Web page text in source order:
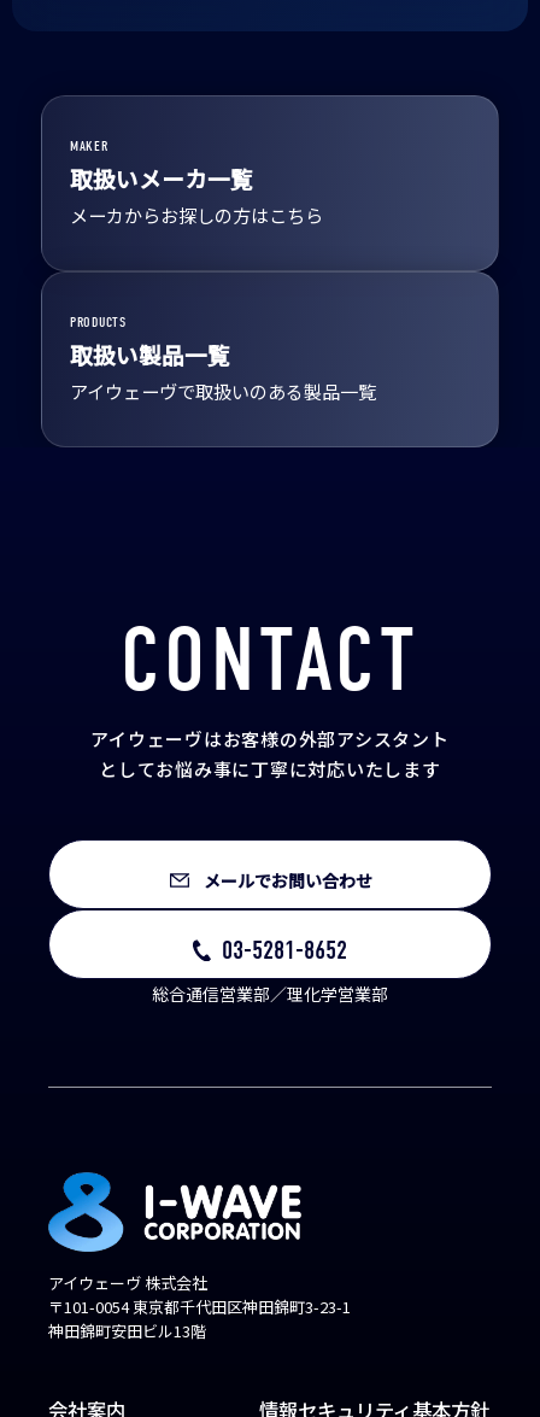
MAKER
取扱いメーカ一覧
メーカからお探しの方はこちら
PRODUCTS
取扱い製品一覧
アイウェーヴで取扱いのある製品一覧
CONTACT
アイウェーヴはお客様の外部アシスタント
としてお悩み事に丁寧に対応いたします
メールでお問い合わせ
03-5281-8652
総合通信営業部／理化学営業部
アイウェーヴ 株式会社
〒101-0054 東京都千代田区神田錦町3-23-1
神田錦町安田ビル13階
会社案内 情報セキュリティ基本方針